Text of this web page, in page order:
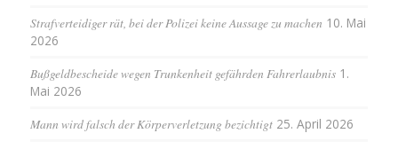
Strafverteidiger rät, bei der Polizei keine Aussage zu machen 10. Mai
2026
Bußgeldbescheide wegen Trunkenheit gefährden Fahrerlaubnis 1.
Mai 2026
Mann wird falsch der Körperverletzung bezichtigt 25. April 2026